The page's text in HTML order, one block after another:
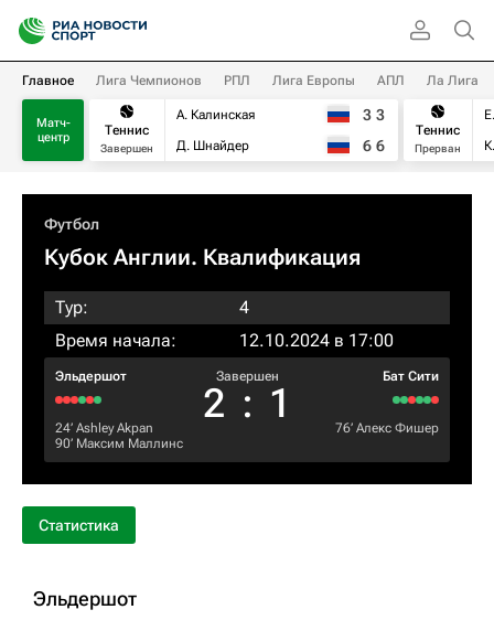
Главное Лига Чемпионов РПЛ Лига Европы АПЛ Ла Лига
Матч-
центр
Теннис
Завершен
А. Калинская
Д. Шнайдер
3 3
6 6
Теннис
Прерван
Футбол
Кубок Англии. Квалификация
Тур:
4
Время начала:
12.10.2024 в 17:00
Эльдершот Завершен
2 : 1
Бат Сити
24‎’‎ Ashley Akpan
90‎’‎ Максим Маллинс
76‎’‎ Алекс Фишер
Статистика
Эльдершот